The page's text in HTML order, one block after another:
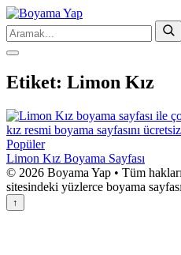
Etiket: Limon Kız
Popüler
Limon Kız Boyama Sayfası
© 2026 Boyama Yap • Tüm hakları
sitesindeki yüzlerce boyama
↑